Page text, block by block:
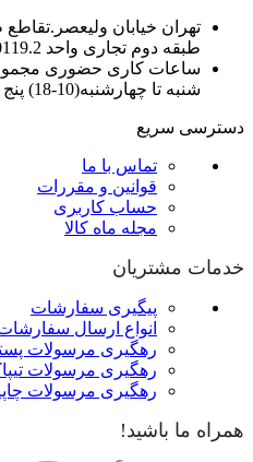
تهران خیابان
طبقه دوم تجاری واحد 10119.2
ساعات کاری حضوری
شنبه تا چهارشنبه(10-18) پنج شنبه(10-14)
دسترسی سریع
تماس با ما
قوانین و مقررات
حساب کاربری
مجله ماه کالا
خدمات مشتریان
پیگیری سفارشات
انواع ارسال
رهگیری مرسولات
رهگیری مرسولات
رهگیری مرسولات
همراه ما باشید!